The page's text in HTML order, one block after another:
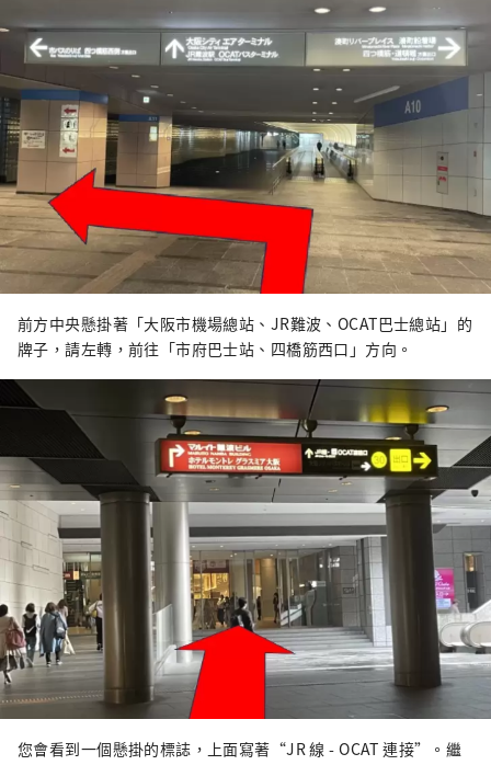
前方中央懸掛著「大阪市機場總站、JR難波、OCAT巴士總站」的
牌子，請左​​轉，前往「市府巴士站、四橋筋西口」方向。
您會看到一個懸掛的標誌，上面寫著“JR 線 - OCAT 連接”。繼